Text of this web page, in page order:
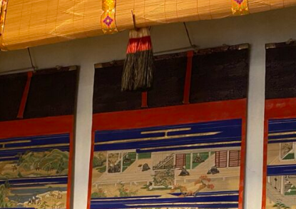
座
に
い
の